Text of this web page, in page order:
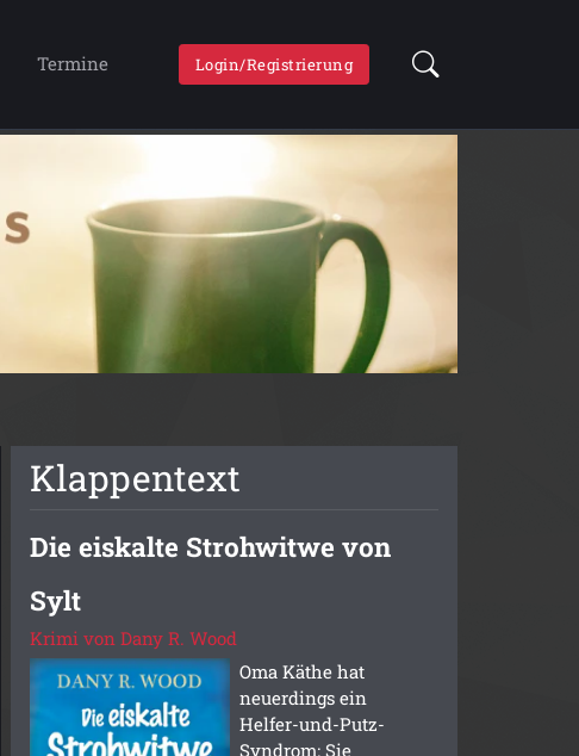
Termine Login/Registrierung
Klappentext
Die eiskalte Strohwitwe von
Sylt
Krimi von Dany R. Wood
Oma Käthe hat
neuerdings ein
Helfer-und-Putz-
Syndrom: Sie